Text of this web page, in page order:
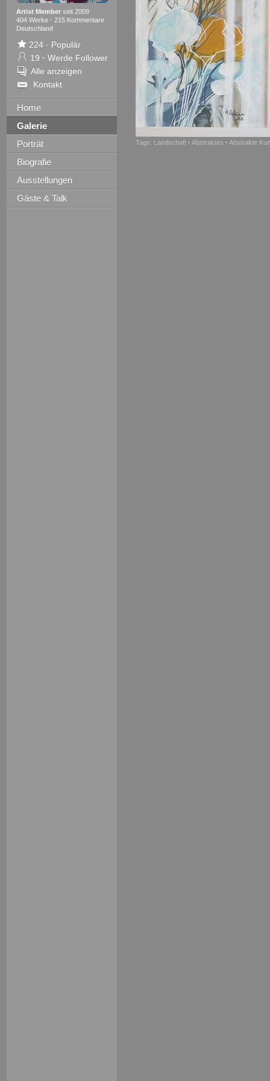
Artist Memberseit 2009
404 Werke · 215 Kommentare
Deutschland
224· Populär
19 · Werde Follower
Alle anzeigen
Kontakt
Home
Galerie
Porträt
Biografie
Ausstellungen
Gäste & Talk
Tags: Landschaft · Abstraktes · Abstrakte